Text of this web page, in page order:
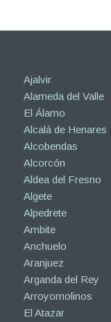
Ajalvir
Alameda del Valle
El Álamo
Alcalá de Henares
Alcobendas
Alcorcón
Aldea del Fresno
Algete
Alpedrete
Ambite
Anchuelo
Aranjuez
Arganda del Rey
Arroyomolinos
El Atazar